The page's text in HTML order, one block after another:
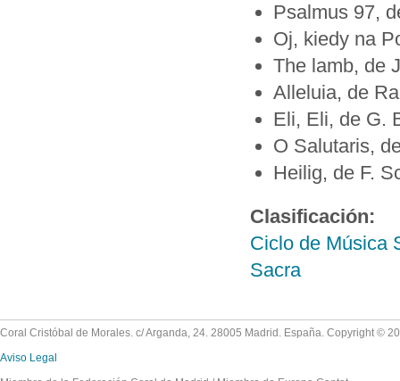
Psalmus 97,
Oj, kiedy na
The lamb, de
Alleluia, de
Eli, Eli, de G.
O Salutaris,
Heilig, de F.
Clasificación:
Ciclo de Música
Sacra
Coral Cristóbal de Morales. c/ Arganda, 24. 28005 Madrid. España. Copyright ©
Aviso Legal